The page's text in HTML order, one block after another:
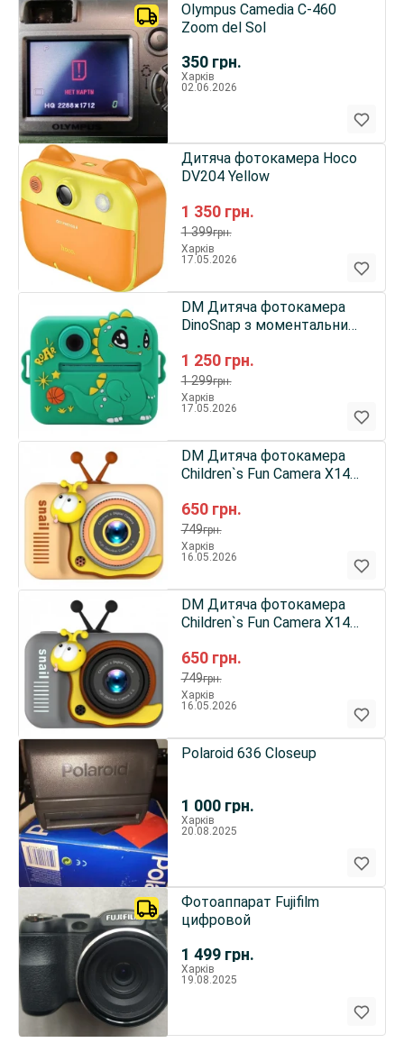
350 грн.
Olympus Camedia C-460
Zoom del Sol
Харків
02.06.2026
1 350 грн.
1 399грн.
Дитяча фотокамера Hoco
DV204 Yellow
Харків
17.05.2026
1 250 грн.
1 299грн.
DM Дитяча фотокамера
DinoSnap з моментальним
Харків
17.05.2026
650 грн.
749грн.
DM Дитяча фотокамера
Children`s Fun Camera X14
Харків
16.05.2026
650 грн.
749грн.
DM Дитяча фотокамера
Children`s Fun Camera X14
Харків
16.05.2026
1 000 грн.
Polaroid 636 Closeup
Харків
20.08.2025
1 499 грн.
Фотоаппарат Fujifilm
цифровой
Харків
19.08.2025